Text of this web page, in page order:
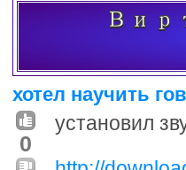
хотел научить
0
установил